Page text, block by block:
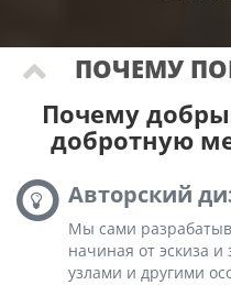
ПОЧЕМУ
Почему
добротную
Авторский
Мы сами
начиная от эскиза и
узлами и другими